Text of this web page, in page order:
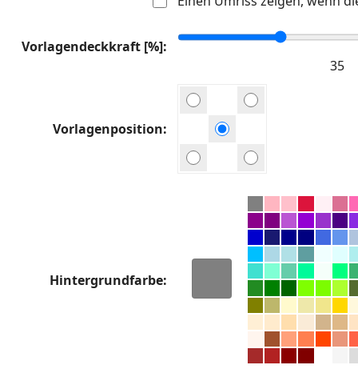
Vorlagendeckkraft [%]
Vorlagenposition
Hintergrundfarbe